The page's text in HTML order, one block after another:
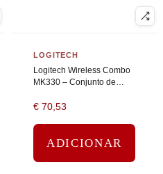
LOGITECH
Logitech Wireless Combo
MK330 – Conjunto de
2.4 GHz – Reino Unido –
€ 70,53
ADICIONAR